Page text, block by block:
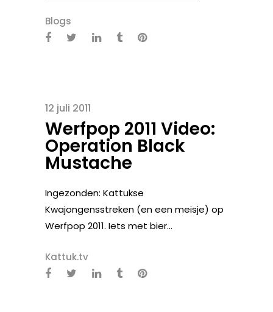
Blogs
12 juli 2011
Werfpop 2011 Video:
Operation Black
Mustache
Ingezonden: Kattukse
Kwajongensstreken (en een meisje) op
Werfpop 2011. Iets met bier...
Kattuk.tv